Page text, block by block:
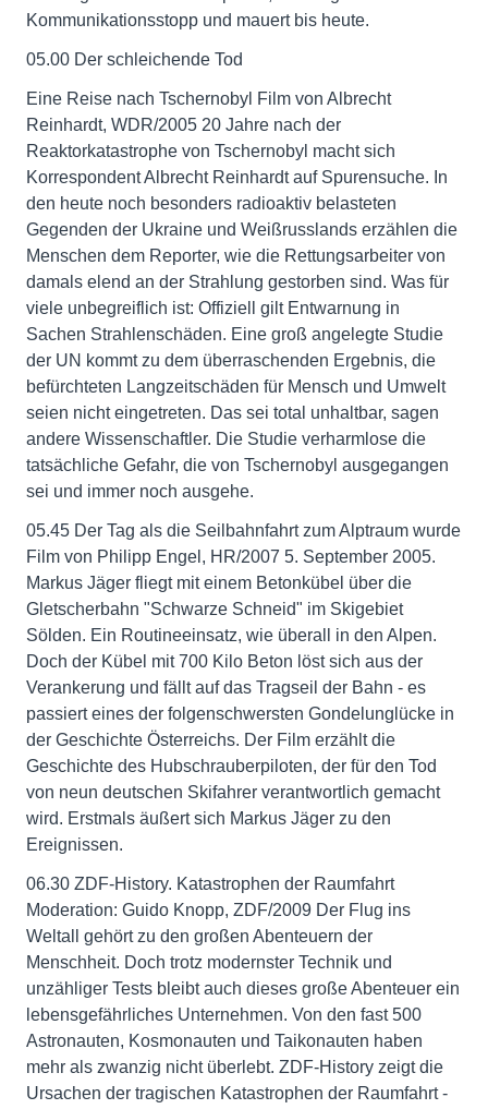
Kommunikationsstopp und mauert bis heute.
05.00 Der schleichende Tod
Eine Reise nach Tschernobyl Film von Albrecht
Reinhardt, WDR/2005 20 Jahre nach der
Reaktorkatastrophe von Tschernobyl macht sich
Korrespondent Albrecht Reinhardt auf Spurensuche. In
den heute noch besonders radioaktiv belasteten
Gegenden der Ukraine und Weißrusslands erzählen die
Menschen dem Reporter, wie die Rettungsarbeiter von
damals elend an der Strahlung gestorben sind. Was für
viele unbegreiflich ist: Offiziell gilt Entwarnung in
Sachen Strahlenschäden. Eine groß angelegte Studie
der UN kommt zu dem überraschenden Ergebnis, die
befürchteten Langzeitschäden für Mensch und Umwelt
seien nicht eingetreten. Das sei total unhaltbar, sagen
andere Wissenschaftler. Die Studie verharmlose die
tatsächliche Gefahr, die von Tschernobyl ausgegangen
sei und immer noch ausgehe.
05.45 Der Tag als die Seilbahnfahrt zum Alptraum wurde
Film von Philipp Engel, HR/2007 5. September 2005.
Markus Jäger fliegt mit einem Betonkübel über die
Gletscherbahn "Schwarze Schneid" im Skigebiet
Sölden. Ein Routineeinsatz, wie überall in den Alpen.
Doch der Kübel mit 700 Kilo Beton löst sich aus der
Verankerung und fällt auf das Tragseil der Bahn - es
passiert eines der folgenschwersten Gondelunglücke in
der Geschichte Österreichs. Der Film erzählt die
Geschichte des Hubschrauberpiloten, der für den Tod
von neun deutschen Skifahrer verantwortlich gemacht
wird. Erstmals äußert sich Markus Jäger zu den
Ereignissen.
06.30 ZDF-History. Katastrophen der Raumfahrt
Moderation: Guido Knopp, ZDF/2009 Der Flug ins
Weltall gehört zu den großen Abenteuern der
Menschheit. Doch trotz modernster Technik und
unzähliger Tests bleibt auch dieses große Abenteuer ein
lebensgefährliches Unternehmen. Von den fast 500
Astronauten, Kosmonauten und Taikonauten haben
mehr als zwanzig nicht überlebt. ZDF-History zeigt die
Ursachen der tragischen Katastrophen der Raumfahrt -